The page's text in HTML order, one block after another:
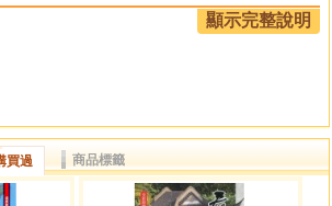
論述艱澀難懂，被天星方位搞得迷迷糊
劃一張公司或住家平面圖，當場論述吉
本質、歸位，對應關係，配合形象，義
，陰陽五行之理氣，寄託於巒頭之中，
人人懂，既然風水地理是在探討與吾人
顯示完整說明
買過 商品標籤